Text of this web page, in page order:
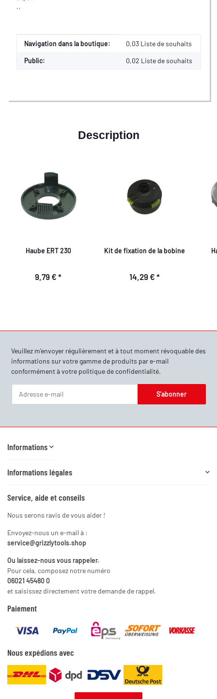
, ,
Valeur
Fabricant
Navigation dans la boutique: 0,03 Liste de souhaits
Public: 0,02 Liste de souhaits
Description
Haube ERT 230
9,79 € *
Kit de fixation de la bobine
14,29 € *
Veuillez m'envoyer régulièrement et à tout moment révoquable des
informations sur votre gamme de produits par e-mail
conformément à votre politique de confidentialité.
S'abonner
Informations
Informations légales
Service, aide et conseils
Nous serons ravis de vous aider !
Envoyez-nous un e-mail à :
service@grizzlytools.shop
Ou laissez-nous vous rappeler.
Pour cela, composez notre numéro
06021 45480 0
et saisissez directement votre demande de rappel.
Paiement
Nous expédions avec